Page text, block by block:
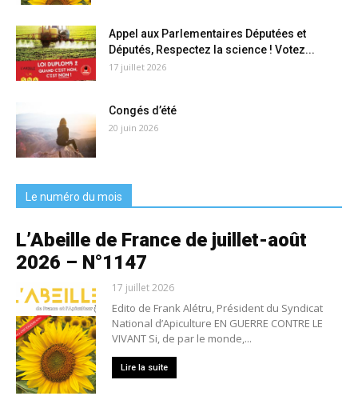
Appel aux Parlementaires Députées et
Députés, Respectez la science ! Votez...
17 juillet 2026
Congés d’été
20 juin 2026
Le numéro du mois
L’Abeille de France de juillet-août
2026 – N°1147
17 juillet 2026
Edito de Frank Alétru, Président du Syndicat
National d’Apiculture EN GUERRE CONTRE LE
VIVANT Si, de par le monde,...
Lire la suite